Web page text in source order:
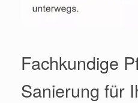
Fachkundige
Sanierung für